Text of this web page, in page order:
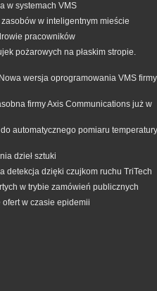
w systemach VMS
w inteligentnym mieście
pracowników
pożarowych na płaskim stropie.
wersja oprogramowania VMS firmy
firmy Axis Communications już w
automatycznego pomiaru temperatury
dzieł sztuki
detekcja dzięki czujkom ruchu TriTech
w trybie zamówień publicznych
ofert w czasie epidemii